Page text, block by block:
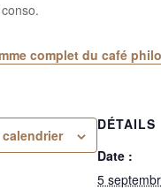
complet du café
DÉTAILS
Date :
5